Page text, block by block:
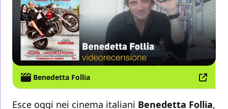
Benedetta Follia
Esce oggi nei cinema italiani Benedetta Follia,